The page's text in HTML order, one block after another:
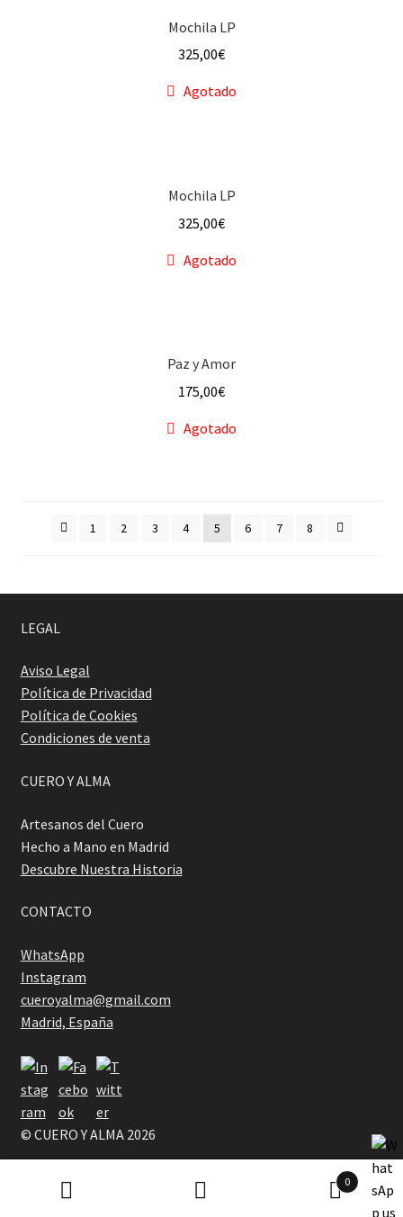
Mochila LP
325,00€
Agotado
Mochila LP
325,00€
Agotado
Paz y Amor
175,00€
Agotado
1 2 3 4 5 6 7 8
LEGAL
Aviso Legal
Política de Privacidad
Política de Cookies
Condiciones de venta
CUERO Y ALMA
Artesanos del Cuero
Hecho a Mano en Madrid
Descubre Nuestra Historia
CONTACTO
WhatsApp
Instagram
cueroyalma@gmail.com
Madrid, España
© CUERO Y ALMA 2026
.
0